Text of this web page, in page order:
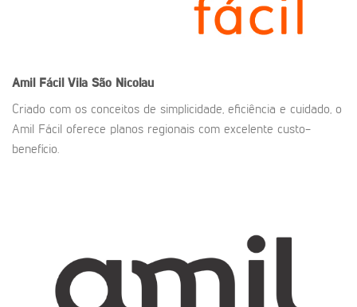
Amil Fácil Vila São Nicolau
Criado com os conceitos de simplicidade, eficiência e cuidado, o
Amil Fácil oferece planos regionais com excelente custo-
benefício.